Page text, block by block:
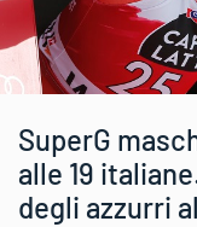
SuperG
alle 19
degli azzurri